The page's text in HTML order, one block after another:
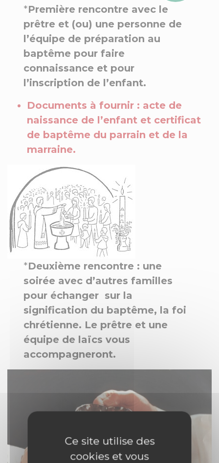
*Première rencontre avec le
prêtre et (ou) une personne de
l’équipe de préparation au
baptême pour faire
connaissance et pour
l’inscription de l’enfant.
Documents à fournir : acte de
naissance de l’enfant et certificat
de baptême du parrain et de la
marraine.
*Deuxième rencontre : une
soirée avec d’autres familles
pour échanger sur la
signification du baptême, la foi
chrétienne. Le prêtre et une
équipe de laïcs vous
accompagneront.
Ce site utilise des
cookies et vous